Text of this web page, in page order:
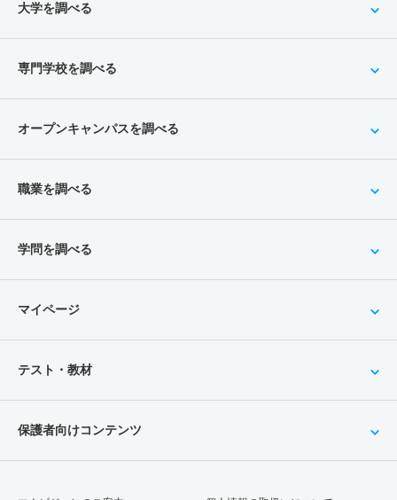
大学を調べる
専門学校を調べる
オープンキャンパスを調べる
職業を調べる
学問を調べる
マイページ
テスト・教材
保護者向けコンテンツ